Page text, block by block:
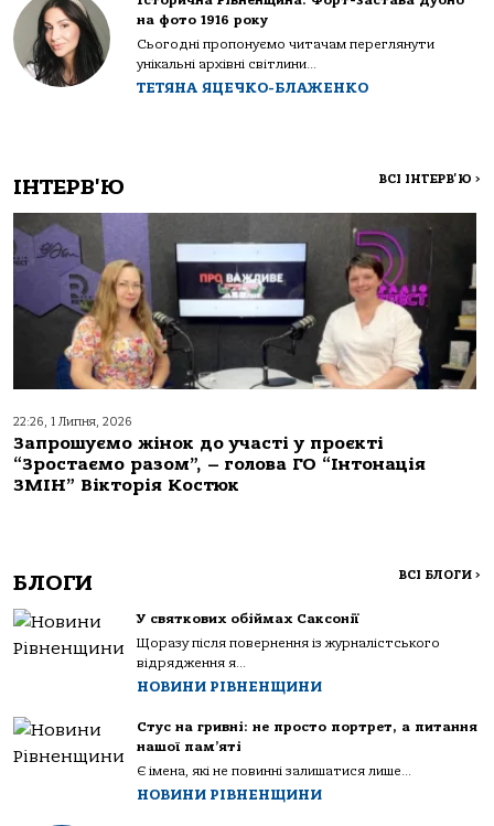
на фото 1916 року
Сьогодні пропонуємо читачам переглянути
унікальні архівні світлини...
ТЕТЯНА ЯЦЕЧКО-БЛАЖЕНКО
ІНТЕРВ'Ю ВСІ ІНТЕРВ'Ю >
22:26, 1 Липня, 2026
Запрошуємо жінок до участі у проєкті
“Зростаємо разом”, – голова ГО “Інтонація
ЗМІН” Вікторія Костюк
БЛОГИ ВСІ БЛОГИ >
У святкових обіймах Саксонії
Щоразу після повернення із журналістського
відрядження я...
НОВИНИ РІВНЕНЩИНИ
Стус на гривні: не просто портрет, а питання
нашої пам’яті
Є імена, які не повинні залишатися лише...
НОВИНИ РІВНЕНЩИНИ